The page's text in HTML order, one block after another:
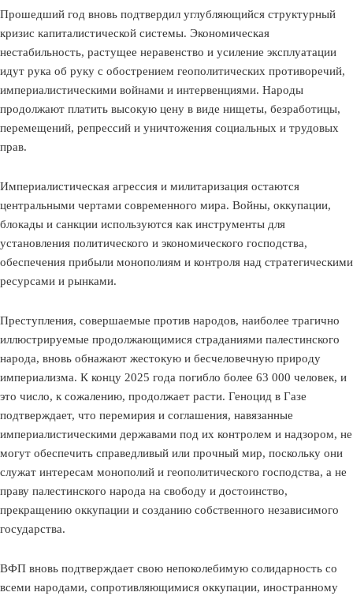
Прошедший год вновь подтвердил углубляющийся структурный
кризис капиталистической системы. Экономическая
нестабильность, растущее неравенство и усиление эксплуатации
идут рука об руку с обострением геополитических противоречий,
империалистическими войнами и интервенциями. Народы
продолжают платить высокую цену в виде нищеты, безработицы,
перемещений, репрессий и уничтожения социальных и трудовых
прав.
Империалистическая агрессия и милитаризация остаются
центральными чертами современного мира. Войны, оккупации,
блокады и санкции используются как инструменты для
установления политического и экономического господства,
обеспечения прибыли монополиям и контроля над стратегическими
ресурсами и рынками.
Преступления, совершаемые против народов, наиболее трагично
иллюстрируемые продолжающимися страданиями палестинского
народа, вновь обнажают жестокую и бесчеловечную природу
империализма. К концу 2025 года погибло более 63 000 человек, и
это число, к сожалению, продолжает расти. Геноцид в Газе
подтверждает, что перемирия и соглашения, навязанные
империалистическими державами под их контролем и надзором, не
могут обеспечить справедливый или прочный мир, поскольку они
служат интересам монополий и геополитического господства, а не
праву палестинского народа на свободу и достоинство,
прекращению оккупации и созданию собственного независимого
государства.
ВФП вновь подтверждает свою непоколебимую солидарность со
всеми народами, сопротивляющимися оккупации, иностранному